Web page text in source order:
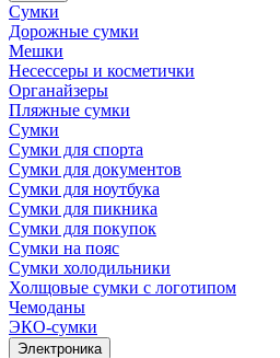
Сумки
Дорожные сумки
Мешки
Несессеры и косметички
Органайзеры
Пляжные сумки
Сумки
Сумки для спорта
Сумки для документов
Сумки для ноутбука
Сумки для пикника
Сумки для покупок
Сумки на пояс
Сумки холодильники
Холщовые сумки с логотипом
Чемоданы
ЭКО-сумки
Электроника